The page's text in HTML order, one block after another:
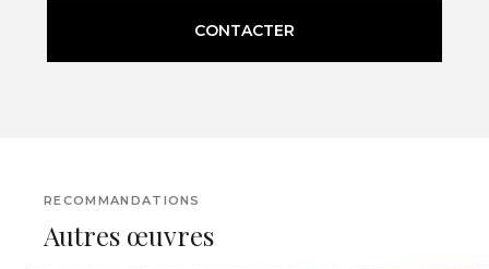
CONTACTER
RECOMMANDATIONS
Autres œuvres